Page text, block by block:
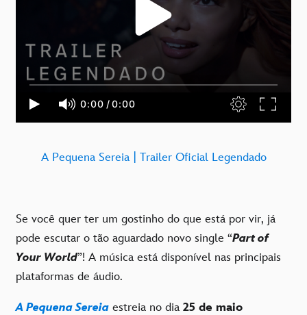
A Pequena Sereia | Trailer Oficial Legendado
Se você quer ter um gostinho do que está por vir, já
pode escutar o tão aguardado novo single “Part of
Your World”! A música está disponível nas principais
plataformas de áudio.
A Pequena Sereia estreia no dia 25 de maio